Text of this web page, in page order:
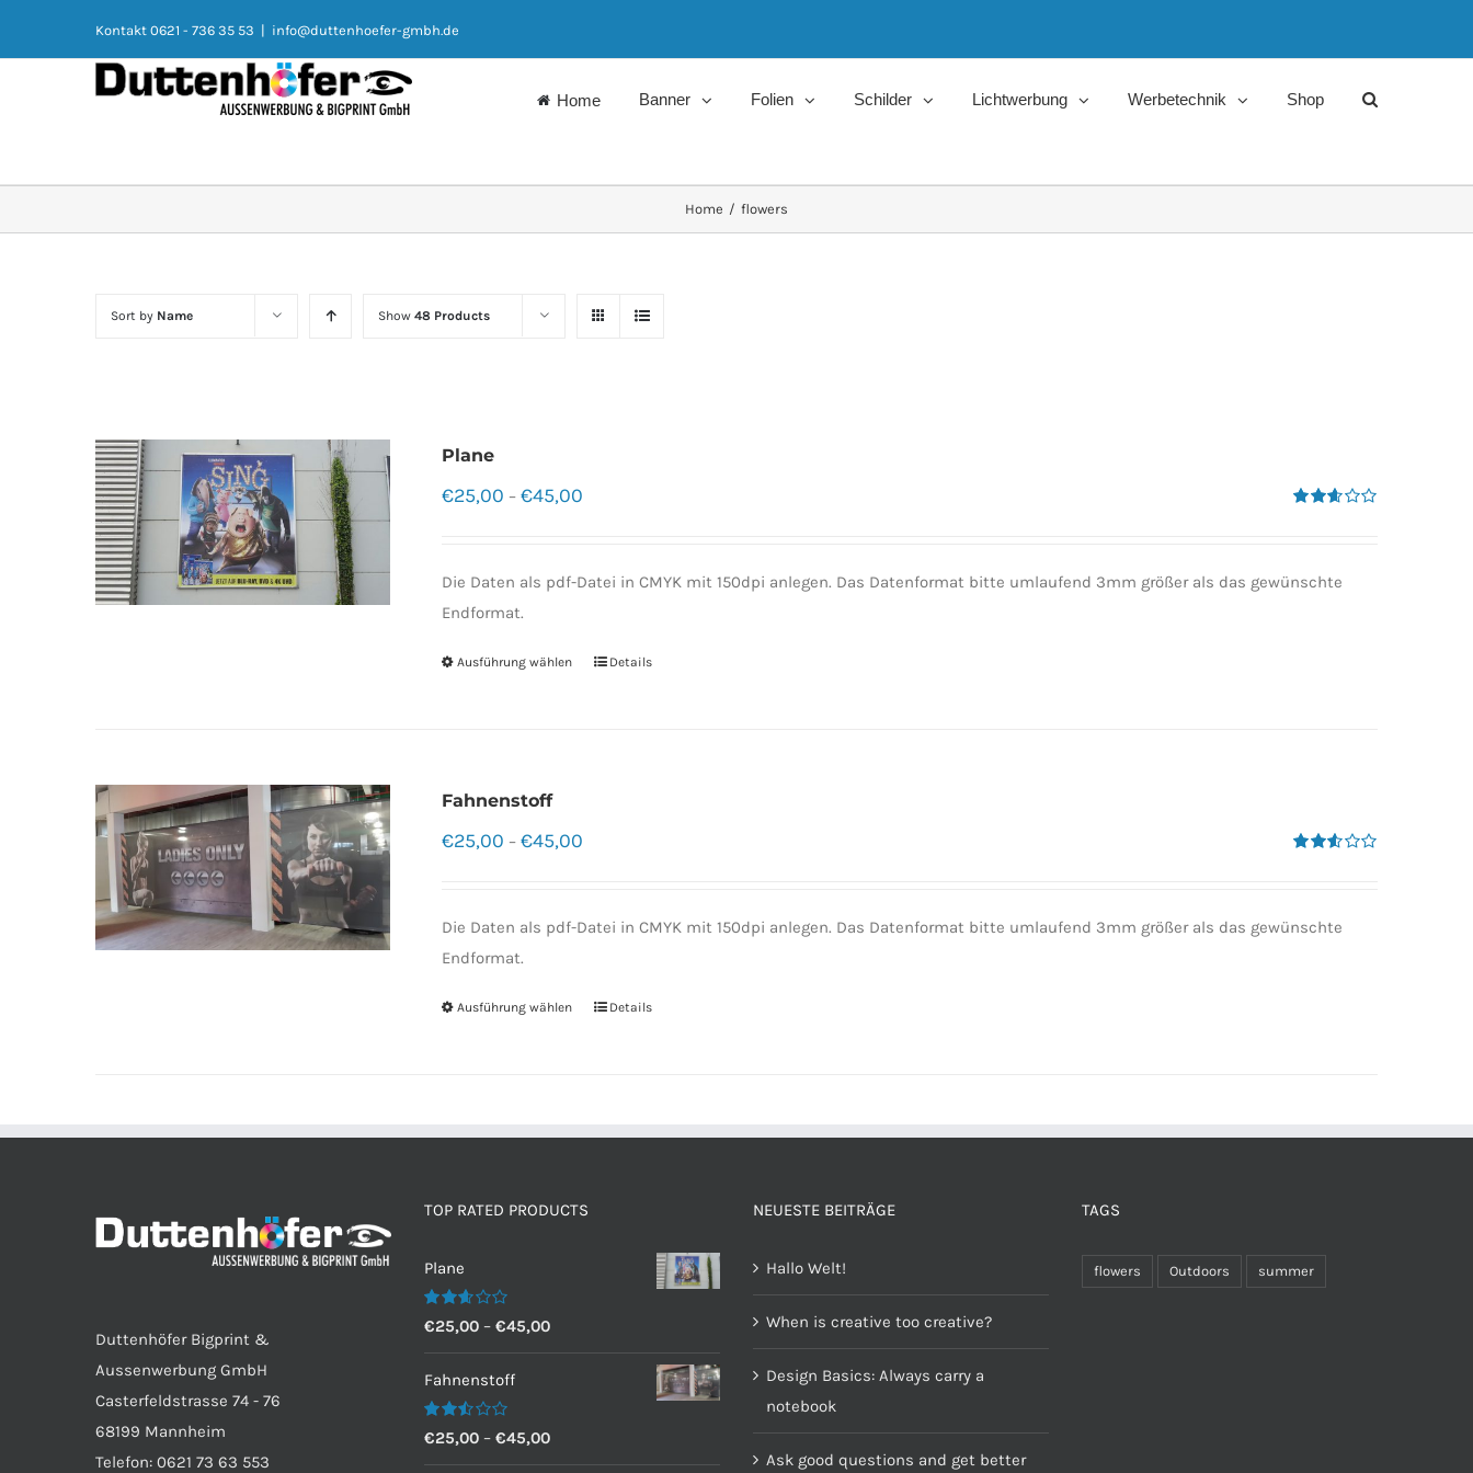
Kontakt 0621 - 736 35 53 | info@duttenhoefer-gmbh.de
Home Banner Folien Schilder Lichtwerbung Werbetechnik Shop
Home / flowers
Sort by Name Show 48 Products
Plane
€25,00 – €45,00
Die Daten als pdf-Datei in CMYK mit 150dpi anlegen. Das Datenformat bitte umlaufend 3mm größer als das gewünschte
Endformat.
Ausführung wählen Details
Fahnenstoff
€25,00 – €45,00
Die Daten als pdf-Datei in CMYK mit 150dpi anlegen. Das Datenformat bitte umlaufend 3mm größer als das gewünschte
Endformat.
Ausführung wählen Details
Duttenhöfer Bigprint &
Aussenwerbung GmbH
Casterfeldstrasse 74 - 76
68199 Mannheim
Telefon: 0621 73 63 553
TOP RATED PRODUCTS
Plane
Bewertet
mit
2.60
von 5
€25,00 – €45,00
Fahnenstoff
Bewertet
mit
2.50
€25,00 – €45,00
NEUESTE BEITRÄGE
Hallo Welt!
When is creative too creative?
Design Basics: Always carry a
notebook
Ask good questions and get better
TAGS
flowers Outdoors summer